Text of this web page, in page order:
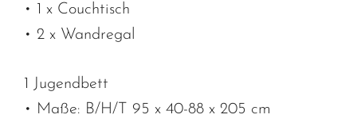
• 1 x Couchtisch
• 2 x Wandregal
1 Jugendbett
• Maße: B/H/T 95 x 40-88 x 205 cm